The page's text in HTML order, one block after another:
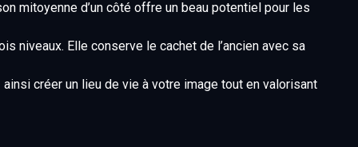
mitoyenne d’un côté offre un beau potentiel pour les
niveaux. Elle conserve le cachet de l’ancien avec sa
créer un lieu de vie à votre image tout en valorisant